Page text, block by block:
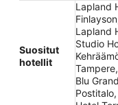
Suositut
hotellit
Lapland
Lapland
Studio
Blu